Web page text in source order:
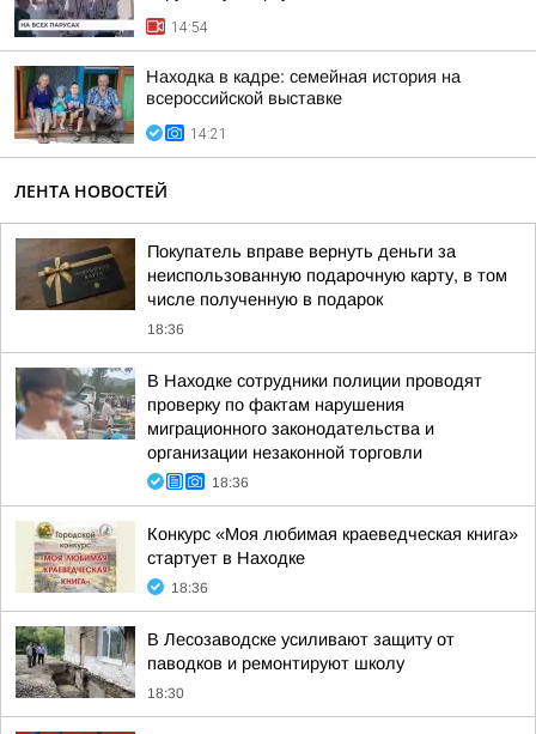
14:54
Находка в кадре: семейная история на
всероссийской выставке
14:21
ЛЕНТА НОВОСТЕЙ
Покупатель вправе вернуть деньги за
неиспользованную подарочную карту, в том
числе полученную в подарок
18:36
В Находке сотрудники полиции проводят
проверку по фактам нарушения
миграционного законодательства и
организации незаконной торговли
18:36
Конкурс «Моя любимая краеведческая книга»
стартует в Находке
18:36
В Лесозаводске усиливают защиту от
паводков и ремонтируют школу
18:30